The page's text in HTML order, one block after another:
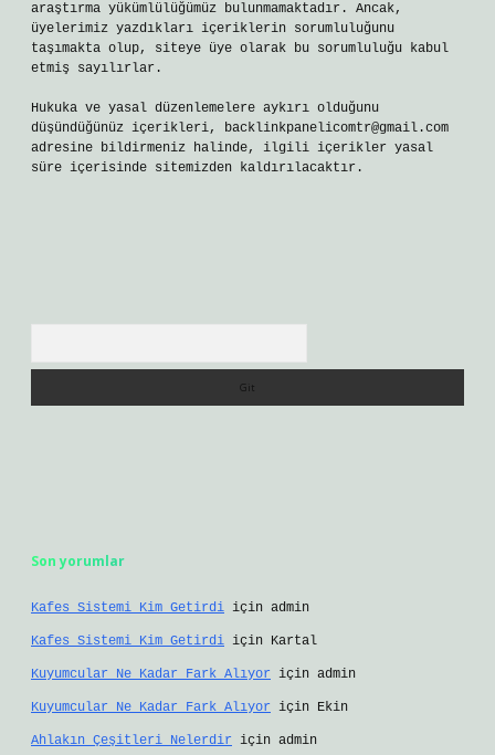
araştırma yükümlülüğümüz bulunmamaktadır. Ancak,
üyelerimiz yazdıkları içeriklerin sorumluluğunu
taşımakta olup, siteye üye olarak bu sorumluluğu kabul
etmiş sayılırlar.
Hukuka ve yasal düzenlemelere aykırı olduğunu
düşündüğünüz içerikleri, backlinkpanelicomtr@gmail.com
adresine bildirmeniz halinde, ilgili içerikler yasal
süre içerisinde sitemizden kaldırılacaktır.
Son yorumlar
Kafes Sistemi Kim Getirdi için admin
Kafes Sistemi Kim Getirdi için Kartal
Kuyumcular Ne Kadar Fark Alıyor için admin
Kuyumcular Ne Kadar Fark Alıyor için Ekin
Ahlakın Çeşitleri Nelerdir için admin